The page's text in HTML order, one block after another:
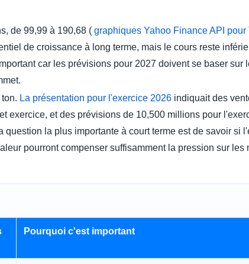
de 99,99 à 190,68 ( graphiques Yahoo Finance API
de croissance à long terme, mais le cours reste
car les prévisions pour 2027 doivent se baser sur
La présentation pour l'exercice 2026indiquait des
exercice, et des prévisions de 10,500 millions pour
la plus importante à court terme est de savoir si
pourront compenser suffisamment la pression sur les
Pourquoi c'est important